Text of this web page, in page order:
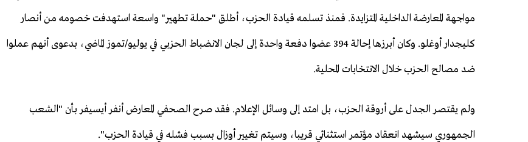
مواجهة المعارضة الداخلية المتزايدة. فمنذ تسلمه قيادة الحزب، أطلق "حملة تطهير" واسعة استهدفت خصومه من أنصار
كليجدار أوغلو. وكان أبرزها إحالة 394 عضوا دفعة واحدة إلى لجان الانضباط الحزبي في يوليو/تموز الماضي، بدعوى أنهم عملوا
ضد مصالح الحزب خلال الانتخابات المحلية.
ولم يقتصر الجدل على أروقة الحزب، بل امتد إلى وسائل الإعلام. فقد صرح الصحفي المعارض أنفر أيسيفر بأن "الشعب
الجمهوري سيشهد انعقاد مؤتمر استثنائي قريبا، وسيتم تغيير أوزال بسبب فشله في قيادة الحزب".